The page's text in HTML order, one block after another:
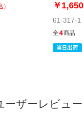
）
￥1,650
61-317-1
全4商品
ーザーレビュー